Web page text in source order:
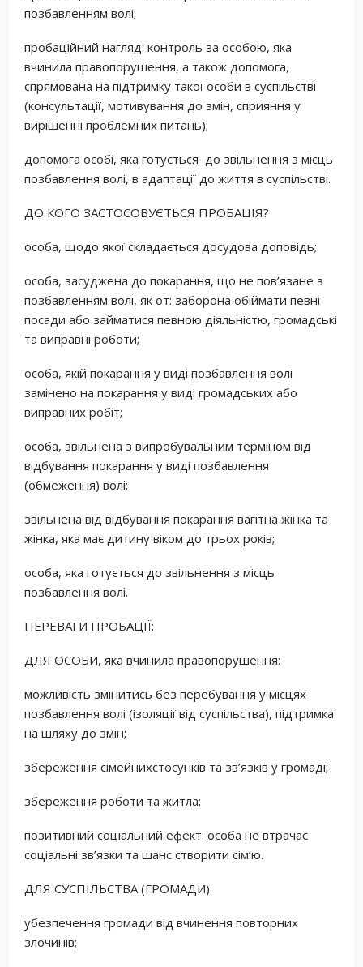
позбавленням волі;
пробаційний нагляд: контроль за особою, яка
вчинила правопорушення, а також допомога,
спрямована на підтримку такої особи в суспільстві
(консультації, мотивування до змін, сприяння у
вирішенні проблемних питань);
допомога особі, яка готується до звільнення з місць
позбавлення волі, в адаптації до життя в суспільстві.
ДО КОГО ЗАСТОСОВУЄТЬСЯ ПРОБАЦІЯ?
особа, щодо якої складається досудова доповідь;
особа, засуджена до покарання, що не пов’язане з
позбавленням волі, як от: заборона обіймати певні
посади або займатися певною діяльністю, громадські
та виправні роботи;
особа, якій покарання у виді позбавлення волі
замінено на покарання у виді громадських або
виправних робіт;
особа, звільнена з випробувальним терміном від
відбування покарання у виді позбавлення
(обмеження) волі;
звільнена від відбування покарання вагітна жінка та
жінка, яка має дитину віком до трьох років;
особа, яка готується до звільнення з місць
позбавлення волі.
ПЕРЕВАГИ ПРОБАЦІЇ:
ДЛЯ ОСОБИ, яка вчинила правопорушення:
можливість змінитись без перебування у місцях
позбавлення волі (ізоляції від суспільства), підтримка
на шляху до змін;
збереження сімейнихстосунків та зв’язків у громаді;
збереження роботи та житла;
позитивний соціальний ефект: особа не втрачає
соціальні зв’язки та шанс створити сім’ю.
ДЛЯ СУСПІЛЬСТВА (ГРОМАДИ):
убезпечення громади від вчинення повторних
злочинів;